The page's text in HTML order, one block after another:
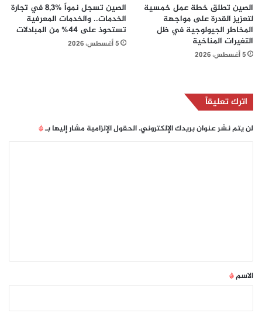
الصين تطلق خطة عمل خمسية
لتعزيز القدرة على مواجهة
المخاطر الجيولوجية في ظل
التغيرات المناخية
5 أغسطس، 2026
الصين تسجل نمواً %8,3 في تجارة
الخدمات.. والخدمات المعرفية
تستحوذ على 44% من المبادلات
5 أغسطس، 2026
اترك تعليقاً
لن يتم نشر عنوان بريدك الإلكتروني.الحقول الإلزامية مشار إليها بـ*
*
الاسم*